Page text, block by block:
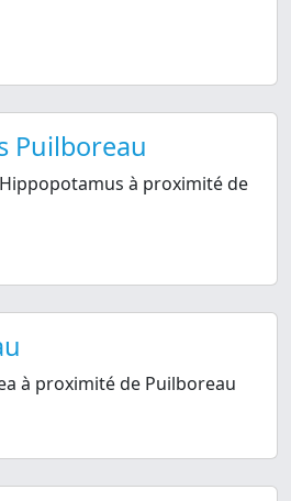
Puilboreau
à proximité de
à proximité de Puilboreau